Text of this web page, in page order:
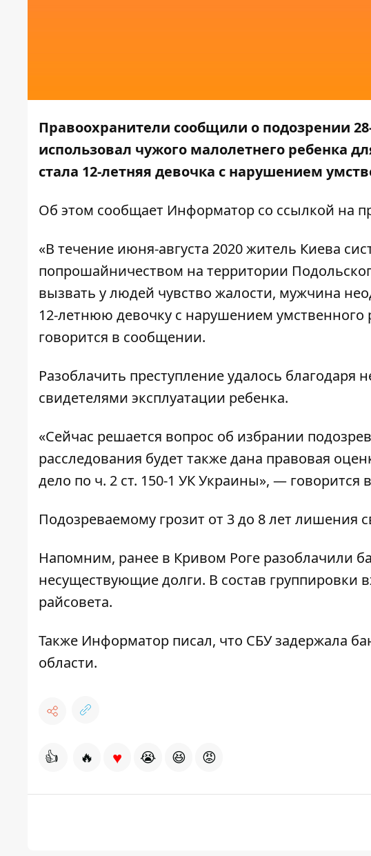
Правоохранители сообщили о подозрении
использовал чужого малолетнего ребенка
стала 12-летняя девочка с нарушением
Об этом сообщает Информатор со ссылкой на
«В течение июня-августа 2020 житель Киева
попрошайничеством на территории
вызвать у людей чувство жалости, мужчина
12-летнюю девочку с нарушением
говорится в сообщении.
Разоблачить преступление удалось
свидетелями эксплуатации ребенка.
«Сейчас решается вопрос об избрании
расследования будет также дана правовая
дело по ч. 2 ст. 150-1 УК Украины», — говорится
Подозреваемому грозит от 3 до 8 лет лишения
Напомним, ранее в Кривом Роге разоблачили
несуществующие долги. В состав группировки
райсовета.
Также Информатор писал, что СБУзадержала
области.
👍 🔥 ♥ 😭 😆 😡